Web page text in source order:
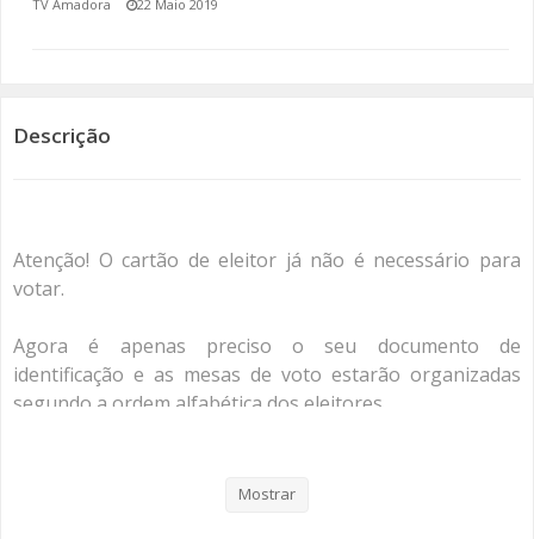
AMADORA LIGA À RESILIÊNCIA
(RE) PENSAMENTOS
HISTÓRIAS DE ABRIL
TV Amadora 22 Maio 2019
Descrição
Atenção! O cartão de eleitor já não é necessário para
votar.
Agora é apenas preciso o seu documento de
identificação e as mesas de voto estarão organizadas
segundo a ordem alfabética dos eleitores.
mensagem para o 3838 com o seguinte formato:
Mostrar